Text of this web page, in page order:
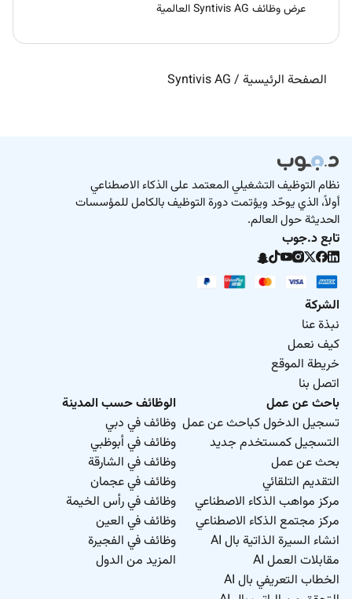
عرض وظائف Syntivis AG العالمية
الصفحة الرئيسية /
Syntivis AG
نظام التوظيف التشغيلي المعتمد على الذكاء الاصطناعي
أولاً، الذي يوحّد ويؤتمت دورة التوظيف بالكامل للمؤسسات
الحديثة حول العالم.
تابع د.جوب
الشركة
نبذة عنا
كيف نعمل
خريطة الموقع
اتصل بنا
باحث عن عمل
تسجيل الدخول كباحث عن عمل
التسجيل كمستخدم جديد
بحث عن عمل
التقديم التلقائي
مركز مواهب الذكاء الاصطناعي
مركز مجتمع الذكاء الاصطناعي
انشاء السيرة الذاتية بال AI
مقابلات العمل AI
الخطاب التعريفي بال AI
الوظائف حسب المدينة
وظائف في دبي
وظائف في أبوظبي
وظائف في الشارقة
وظائف في عجمان
وظائف في رأس الخيمة
وظائف في العين
وظائف في الفجيرة
المزيد من الدول